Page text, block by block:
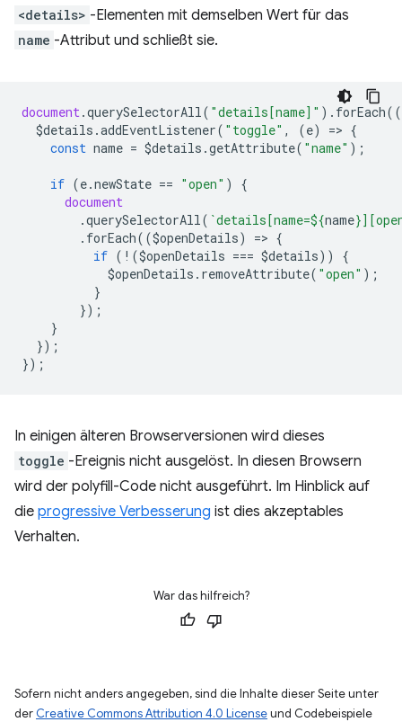
<details> -Elementen mit demselben Wert für das
name -Attribut und schließt sie.
document.querySelectorAll( "details[name]" ). forEach((
$details .addEventListener( "toggle" , (e) => {
const name = $details .getAttribute( "name" );
if (e.newState == "open" )
{
document
.querySelectorAll( `details[name=${name}
. forEach(($openDetails) => {
if ( ! ($openDetails === $details))
{
$openDetails . removeAttribute( "open" );
}
});
}
});
});
In einigen älteren Browserversionen wird dieses
toggle -Ereignis nicht ausgelöst. In diesen Browsern
wird der polyfill-Code nicht ausgeführt. Im Hinblick auf
die progressive Verbesserung ist dies akzeptables
Verhalten.
War das hilfreich?
Sofern nicht anders angegeben, sind die Inhalte dieser Seite unter
der Creative Commons Attribution 4.0 Licenseund Codebeispiele